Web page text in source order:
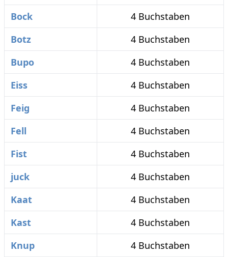
Bock
4 Buchstaben
Botz
4 Buchstaben
Bupo
4 Buchstaben
Eiss
4 Buchstaben
Feig
4 Buchstaben
Fell
4 Buchstaben
Fist
4 Buchstaben
juck
4 Buchstaben
Kaat
4 Buchstaben
Kast
4 Buchstaben
Knup
4 Buchstaben